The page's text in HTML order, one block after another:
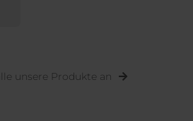
unsere Produkte an